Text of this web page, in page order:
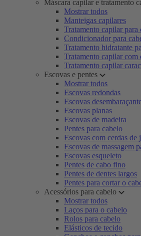
Máscara capilar e tratamento
Mostrar todos
Manteigas capilares
Tratamento capilar para
Condicionador para
Tratamento hidratante
Tratamento capilar com
Tratamento capilar
Escovas e pentes
Mostrar todos
Escovas redondas
Escovas
Escovas planas
Escovas de madeira
Pentes para cabelo
Escovas com cerdas de
Escovas de massagem
Escovas esqueleto
Pentes de cabo fino
Pentes de dentes largos
Pentes para cortar o
Acessórios para cabelo
Mostrar todos
Laços para o cabelo
Rolos para cabelo
Elásticos de tecido